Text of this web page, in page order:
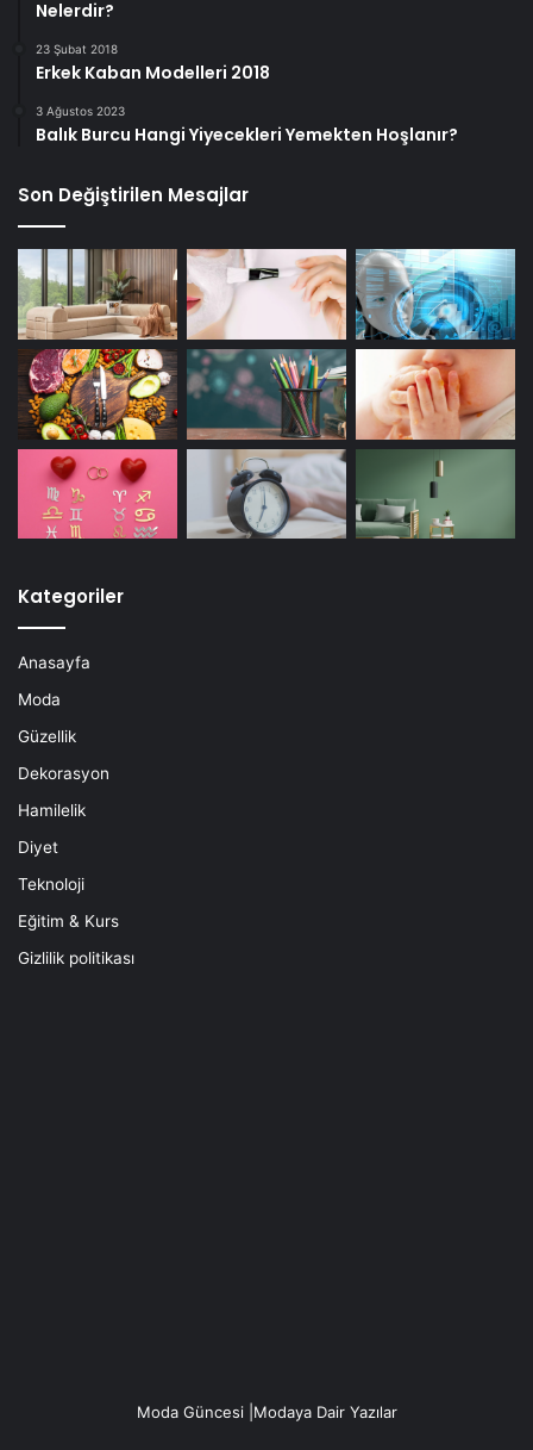
Nelerdir?
23 Şubat 2018
Erkek Kaban Modelleri 2018
3 Ağustos 2023
Balık Burcu Hangi Yiyecekleri Yemekten Hoşlanır?
Son Değiştirilen Mesajlar
Kategoriler
Anasayfa
Moda
Güzellik
Dekorasyon
Hamilelik
Diyet
Teknoloji
Eğitim & Kurs
Gizlilik politikası
Moda Güncesi |Modaya Dair Yazılar